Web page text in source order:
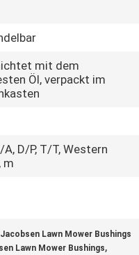
mit dem
Öl, verpackt im
A, D/P, T/T, Western
m
Lawn Mower Bushings
Lawn Mower Bushings,